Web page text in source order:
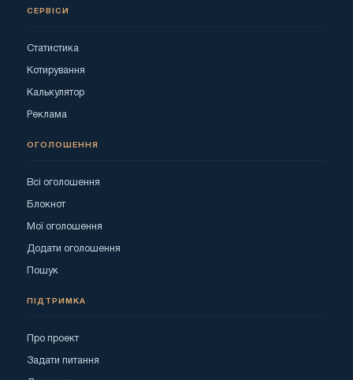
СЕРВІСИ
Статистика
Котирування
Калькулятор
Реклама
ОГОЛОШЕННЯ
Всі оголошення
Блокнот
Мої оголошення
Додати оголошення
Пошук
ПІДТРИМКА
Про проект
Задати питання